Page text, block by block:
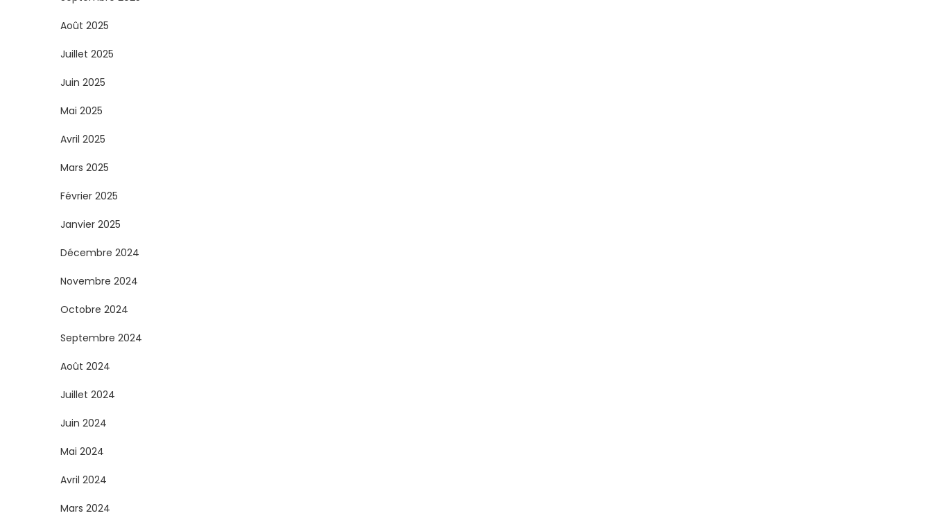
Août 2025
Juillet 2025
Juin 2025
Mai 2025
Avril 2025
Mars 2025
Février 2025
Janvier 2025
Décembre 2024
Novembre 2024
Octobre 2024
Septembre 2024
Août 2024
Juillet 2024
Juin 2024
Mai 2024
Avril 2024
Mars 2024